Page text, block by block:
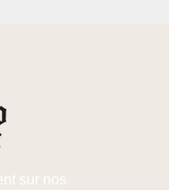
sur nos